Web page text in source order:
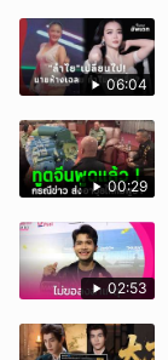
06:04
00:29
02:53